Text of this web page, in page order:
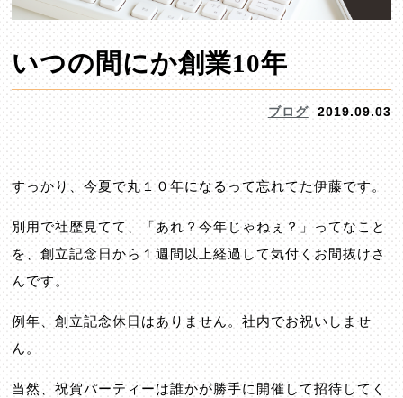
いつの間にか創業10年
2019.09.03
ブログ
すっかり、今夏で丸１０年になるって忘れてた伊藤です。
別用で社歴見てて、「あれ？今年じゃねぇ？」ってなこと
を、創立記念日から１週間以上経過して気付くお間抜けさ
んです。
例年、創立記念休日はありません。社内でお祝いしませ
ん。
当然、祝賀パーティーは誰かが勝手に開催して招待してく